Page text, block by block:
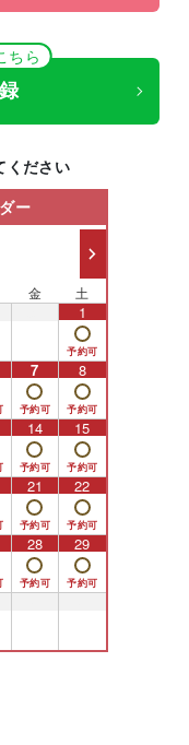
ちら
ください
ー
金 土
1
7 8
14 15
21 22
28 29